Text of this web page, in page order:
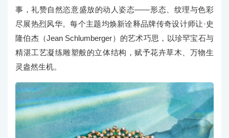
事，礼赞自然恣意盛放的动人姿态——形态、纹理与色彩
尽展热烈风华。每个主题均焕新诠释品牌传奇设计师让·史
隆伯杰（Jean Schlumberger）的艺术巧思，以珍罕宝石与
精湛工艺凝练雕塑般的立体结构，赋予花卉草木、万物生
灵盎然生机。